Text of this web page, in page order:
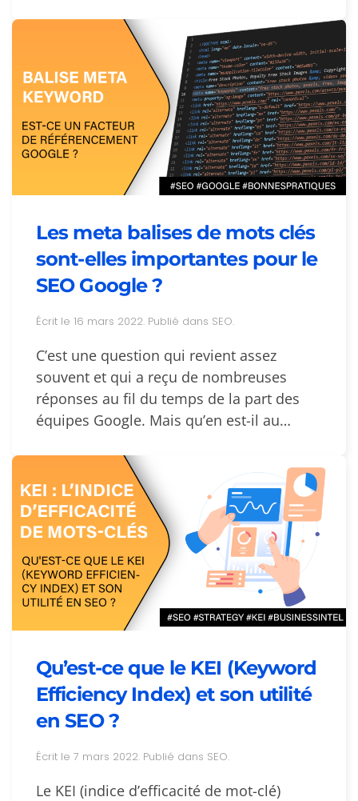
Les meta balises de mots clés
sont-elles importantes pour le
SEO Google ?
Écrit le 16 mars 2022. Publié dans SEO.
C’est une question qui revient assez
souvent et qui a reçu de nombreuses
réponses au fil du temps de la part des
équipes Google. Mais qu’en est-il au…
Qu’est-ce que le KEI (Keyword
Efficiency Index) et son utilité
en SEO ?
Écrit le 7 mars 2022. Publié dans SEO.
Le KEI (indice d’efficacité de mot-clé)